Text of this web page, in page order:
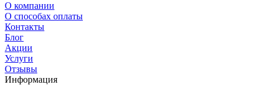
О компании
О способах оплаты
Контакты
Блог
Акции
Услуги
Отзывы
Информация